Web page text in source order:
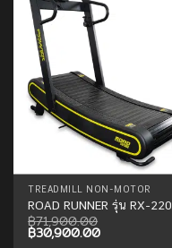
TREADMILL NON-MOTOR
ROAD RUNNER รุ่น RX-220
฿71,900.00
Original
price
฿30,900.00Current